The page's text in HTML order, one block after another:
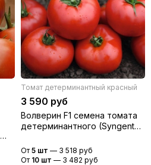
Томат детерминантный красный
3 590 руб
Волверин F1 семена томата
детерминантного (Syngenta /
От 5 шт — 3 518 руб
От 10 шт — 3 482 руб